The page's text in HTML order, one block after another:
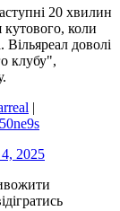
20 хвилин
кутового, коли
Вільяреал доволі
клубу",
|
2025